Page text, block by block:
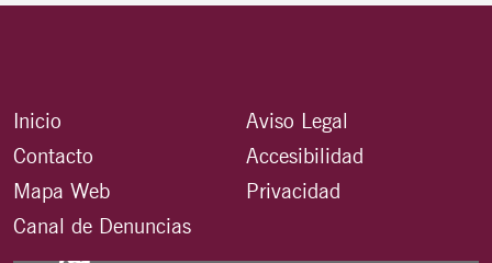
Inicio
Contacto
Mapa Web
Canal de Denuncias
Aviso Legal
Accesibilidad
Privacidad